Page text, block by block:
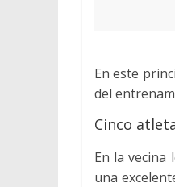
En este
del
Cinco
En la vecina
una